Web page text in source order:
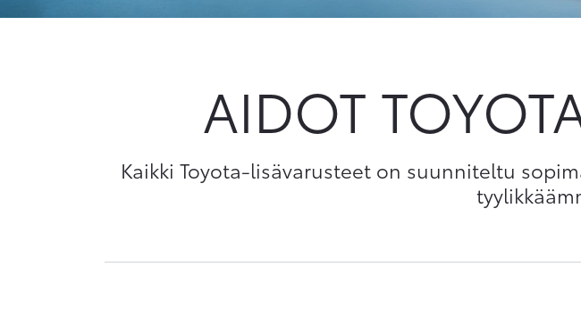
AIDOT
Kaikki Toyota-lisävarusteet on suunniteltu